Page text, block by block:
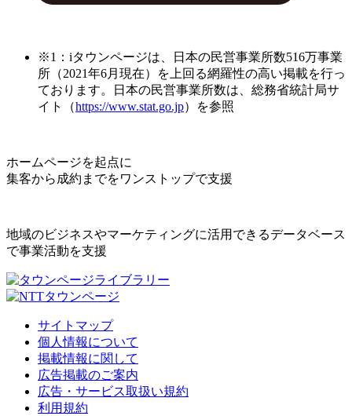
※1：iタウンページは、日本の民営事業所数516万事業
所（2021年6月現在）を上回る網羅性の高い掲載を行っ
ております。日本の民営事業所数は、総務省統計局サ
イト（https://www.stat.go.jp）を参照
ホームページを起点に
集客から成約までをワンストップで支援
地域のビジネスやマーケティングに活用できるデータベース
で事業活動を支援
サイトマップ
個人情報について
掲載情報に関して
広告掲載のご案内
広告・サービス取扱い規約
利用規約